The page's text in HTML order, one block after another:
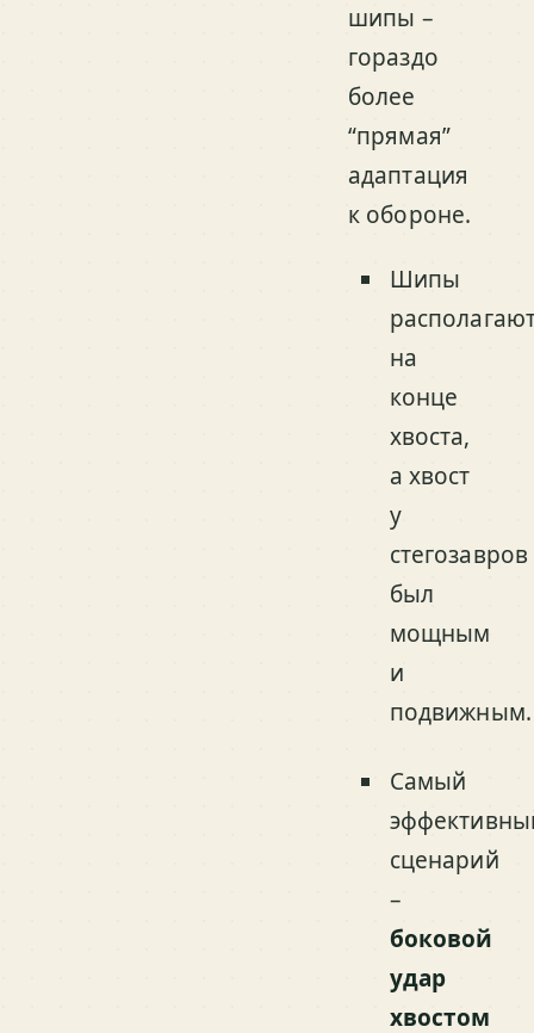
шипы –
гораздо
более
“прямая”
адаптация
к обороне.
Шипы
на
конце
хвоста,
а хвост
у
стегозавров
был
мощным
и
подвижным.
Самый
сценарий
–
боковой
удар
хвостом